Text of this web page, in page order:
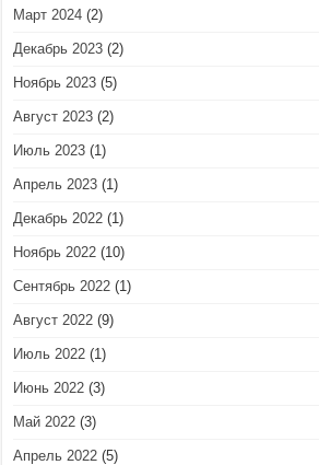
Март 2024 (2)
Декабрь 2023 (2)
Ноябрь 2023 (5)
Август 2023 (2)
Июль 2023 (1)
Апрель 2023 (1)
Декабрь 2022 (1)
Ноябрь 2022 (10)
Сентябрь 2022 (1)
Август 2022 (9)
Июль 2022 (1)
Июнь 2022 (3)
Май 2022 (3)
Апрель 2022 (5)